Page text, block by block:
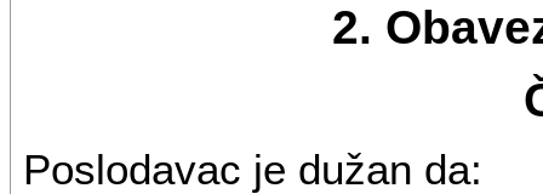
2.
Poslodavac je dužan da: